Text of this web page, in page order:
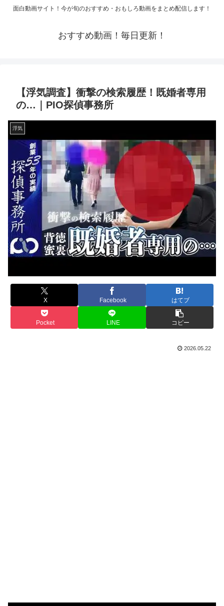
面白動画サイト！今が旬のおすすめ・おもしろ動画をまとめ配信します！
おすすめ動画！毎日更新！
【浮気調査】衝撃の検索履歴！既婚者専用
の…｜PIO探偵事務所
浮気
X Facebook はてブ
Pocket LINE コピー
2026.05.22